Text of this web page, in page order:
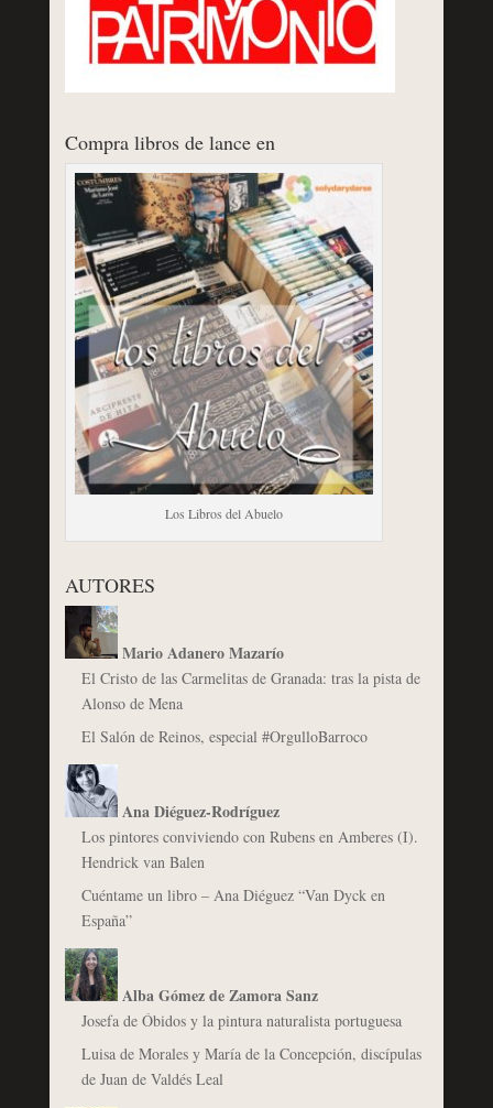
Compra libros de lance en
Los Libros del Abuelo
AUTORES
Mario Adanero Mazarío
El Cristo de las Carmelitas de Granada: tras la pista de
Alonso de Mena
El Salón de Reinos, especial #OrgulloBarroco
Ana Diéguez-Rodríguez
Los pintores conviviendo con Rubens en Amberes (I).
Hendrick van Balen
Cuéntame un libro – Ana Diéguez “Van Dyck en
España”
Alba Gómez de Zamora Sanz
Josefa de Óbidos y la pintura naturalista portuguesa
Luisa de Morales y María de la Concepción, discípulas
de Juan de Valdés Leal